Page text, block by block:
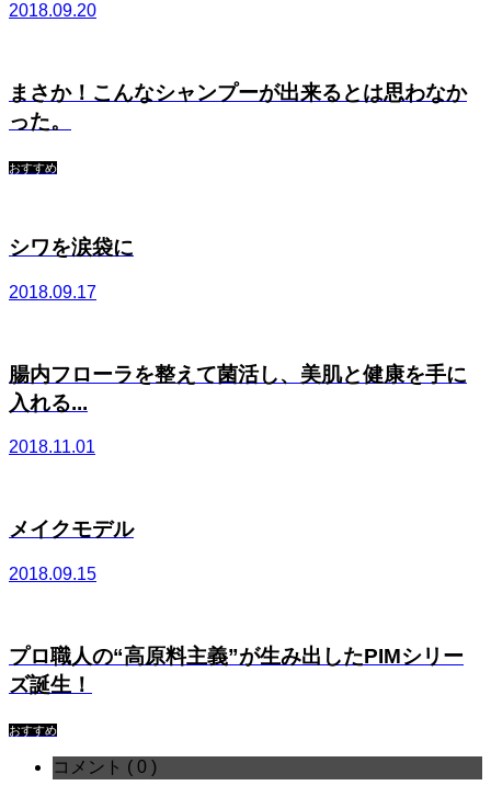
2018.09.20
まさか！こんなシャンプーが出来るとは思わなか
った。
おすすめ
シワを涙袋に
2018.09.17
腸内フローラを整えて菌活し、美肌と健康を手に
入れる...
2018.11.01
メイクモデル
2018.09.15
プロ職人の“高原料主義”が生み出したPIMシリー
ズ誕生！
おすすめ
コメント ( 0 )